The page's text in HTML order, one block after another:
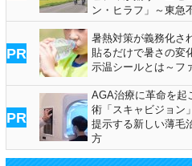
ン・ヒラフ」～東急
PR
暑熱対策が義務化さ
貼るだけで暑さの変
示温シールとは～フ
PR
AGA治療に革命を起
術「スキャビジョン
提示する新しい薄毛
方